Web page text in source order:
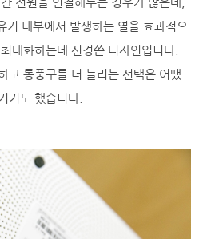
내부에서 발생하는 열을 효과적으
대화하는데 신경쓴 디자인입니다.
고 통풍구를 더 늘리는 선택은 어땠
기도 했습니다.